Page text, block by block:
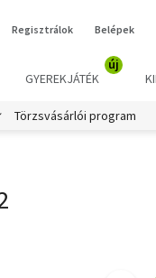
Regisztrálok Belépek
GYEREKJÁTÉK
új
Törzsvásárlói program